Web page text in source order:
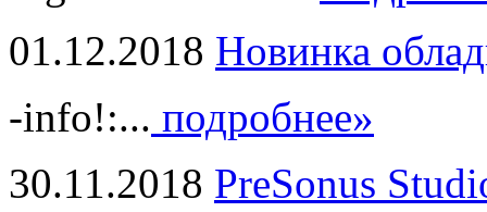
01.12.2018 Новинка
-info!:... подробнее»
30.11.2018 PreSonus